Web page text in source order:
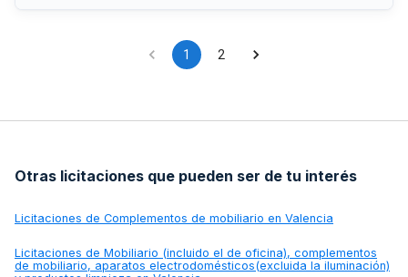
áreas de la Mancomunidad. El procedimiento, íntegramente
electrónico y abierto durante toda su vigencia, permite
adherirse en cualquier momento a cualquier empresa
1 2
Otras licitaciones que pueden ser de tu interés
Licitaciones de Complementos de mobiliario en Valencia
Licitaciones de Mobiliario (incluido el de oficina), complementos
de mobiliario, aparatos electrodomésticos(excluida la iluminación)